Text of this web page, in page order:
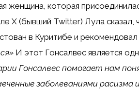
женщина, которая
X (бывший Twitter) Лула сказал,
в Куритибе и рекомендовал
И этот Гонсалвес является
Гонсалвес помогает нам
заболеваниями расизма и